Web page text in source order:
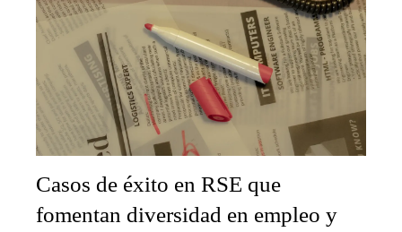
Casos de éxito en RSE que
fomentan diversidad en empleo y